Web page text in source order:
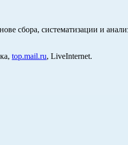
сбора, систематизации и
top.mail.ru, LiveInternet.